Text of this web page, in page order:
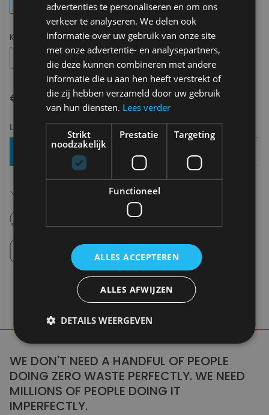
Kies uw maat:OS
€ 45,00
Levering 2-3 Werkdagen
Toevoegen Aan Mandje
Click en Collect
Afhalen in de winkel tussen 10u-18u.
WE DON'T NEED A HANDFUL OF PEOPLE
DOING ZERO WASTE PERFECTLY. WE NEED
MILLIONS OF PEOPLE DOING IT
IMPERFECTLY.
advertenties te personaliseren en om ons
verkeer te analyseren. We delen ook
informatie over uw gebruik van onze site
met onze advertentie- en analysepartners,
die deze kunnen combineren met andere
informatie die u aan hen heeft verstrekt of
die zij hebben verzameld door uw gebruik
van hun diensten. Lees verder
Strikt
noodzakelijk
Prestatie Targeting
Functioneel
ALLES ACCEPTEREN
ALLES AFWIJZEN
DETAILS WEERGEVEN